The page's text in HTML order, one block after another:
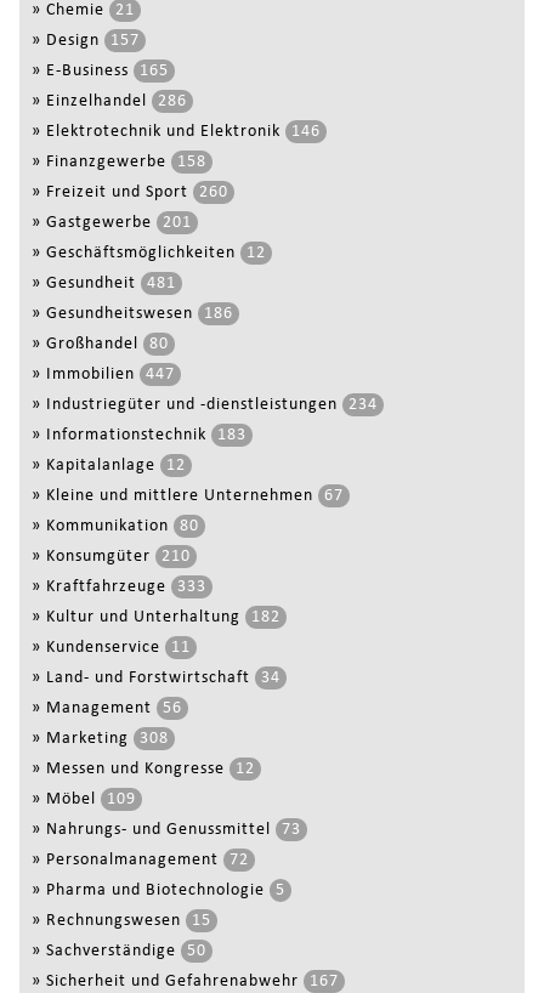
» Chemie
21
» Design
157
» E-Business
165
» Einzelhandel
286
» Elektrotechnik und Elektronik
146
» Finanzgewerbe
158
» Freizeit und Sport
260
» Gastgewerbe
201
» Geschäftsmöglichkeiten
12
» Gesundheit
481
» Gesundheitswesen
186
» Großhandel
80
» Immobilien
447
» Industriegüter und -dienstleistungen
234
» Informationstechnik
183
» Kapitalanlage
12
» Kleine und mittlere Unternehmen
67
» Kommunikation
80
» Konsumgüter
210
» Kraftfahrzeuge
333
» Kultur und Unterhaltung
182
» Kundenservice
11
» Land- und Forstwirtschaft
34
» Management
56
» Marketing
308
» Messen und Kongresse
12
» Möbel
109
» Nahrungs- und Genussmittel
73
» Personalmanagement
72
» Pharma und Biotechnologie
5
» Rechnungswesen
15
» Sachverständige
50
» Sicherheit und Gefahrenabwehr
167